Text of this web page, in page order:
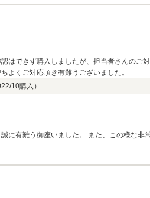
はできず購入しましたが、担当者さんのご
よくご対応頂き有難うございました。
10購入）
に有難う御座いました。 また、この様な